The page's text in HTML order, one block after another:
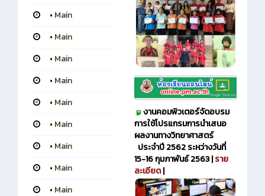
• Main
• Main
• Main
• Main
• Main
• Main
• Main
• Main
• Main
งานคอมพิวเตอร์จัดอบรม
การใช้โปรแกรมการนำเสนอ
ผลงานทางวิทยาศาสตร์
ประจำปี 2562 ระหว่างวันที่
15-16 กุมภาพันธ์ 2563 |ราย
ละเอียด|